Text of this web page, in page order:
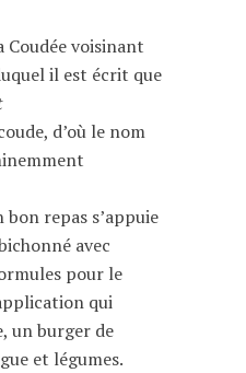
Coudée voisinant
il est écrit que
d’où le nom
repas s’appuie
avec
pour le
qui
un burger de
et légumes.